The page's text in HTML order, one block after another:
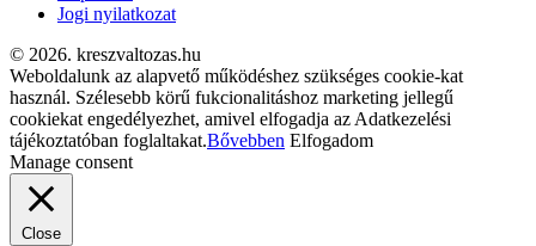
Jogi nyilatkozat
© 2026. kreszvaltozas.hu
Weboldalunk az alapvető működéshez szükséges cookie-kat
használ. Szélesebb körű fukcionalitáshoz marketing jellegű
cookiekat engedélyezhet, amivel elfogadja az Adatkezelési
tájékoztatóban foglaltakat.Bővebben Elfogadom
Manage consent
Close